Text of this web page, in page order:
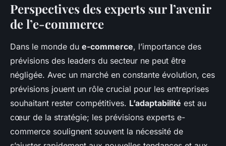
Perspectives des experts sur l’avenir
de l’e-commerce
Dans le monde du e-commerce, l’importance des
prévisions des leaders du secteur ne peut être
négligée. Avec un marché en constante évolution, ces
prévisions jouent un rôle crucial pour les entreprises
souhaitant rester compétitives. L’adaptabilité est au
cœur de la stratégie; les prévisions experts e-
commerce soulignent souvent la nécessité de